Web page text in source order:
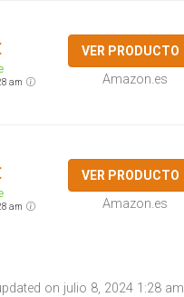
am
VER PRODUCTO
Amazon.es
am
VER PRODUCTO
Amazon.es
on julio 8, 2024 1:28 am